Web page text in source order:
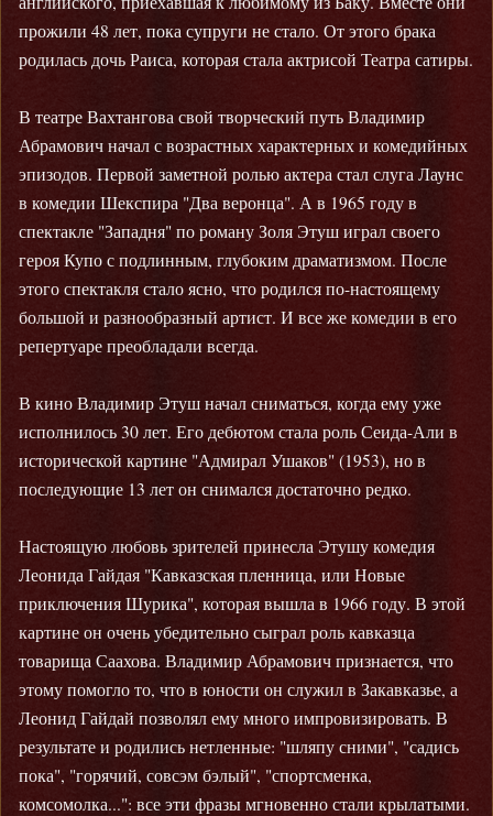
прожили 48 лет, пока супруги не стало. От этого брака
родилась дочь Раиса, которая стала актрисой Театра сатиры.
В театре Вахтангова свой творческий путь Владимир
Абрамович начал с возрастных характерных и комедийных
эпизодов. Первой заметной ролью актера стал слуга Лаунс
в комедии Шекспира "Два веронца". А в 1965 году в
спектакле "Западня" по роману Золя Этуш играл своего
героя Купо с подлинным, глубоким драматизмом. После
этого спектакля стало ясно, что родился по-настоящему
большой и разнообразный артист. И все же комедии в его
репертуаре преобладали всегда.
В кино Владимир Этуш начал сниматься, когда ему уже
исполнилось 30 лет. Его дебютом стала роль Сеида-Али в
исторической картине "Адмирал Ушаков" (1953), но в
последующие 13 лет он снимался достаточно редко.
Настоящую любовь зрителей принесла Этушу комедия
Леонида Гайдая "Кавказская пленница, или Новые
приключения Шурика", которая вышла в 1966 году. В этой
картине он очень убедительно сыграл роль кавказца
товарища Саахова. Владимир Абрамович признается, что
этому помогло то, что в юности он служил в Закавказье, а
Леонид Гайдай позволял ему много импровизировать. В
результате и родились нетленные: "шляпу сними", "садись
пока", "горячий, совсэм бэлый", "спортсменка,
комсомолка...": все эти фразы мгновенно стали крылатыми.